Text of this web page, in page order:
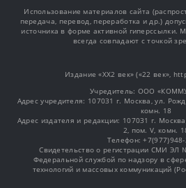
Использование материалов сайта
передача, перевод, переработка и др.)
источника в форме активной гиперссылки.
всегда совпадают с точкой
Издание «XX2 век» («22 век»,
Учредитель: OOO
Адрес учредителя: 107031 г. Москва, ул.
комн. 18
Адрес издателя и редакции: 107031 г.
2, пом. V, комн.
Телефон:
Свидетельство о регистрации СМИ ЭЛ
Федеральной службой по надзору в
технологий и массовых коммуникаций